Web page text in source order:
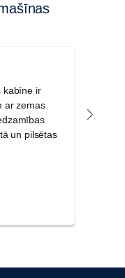
kabīne ir
ar zemas
un pilsētas